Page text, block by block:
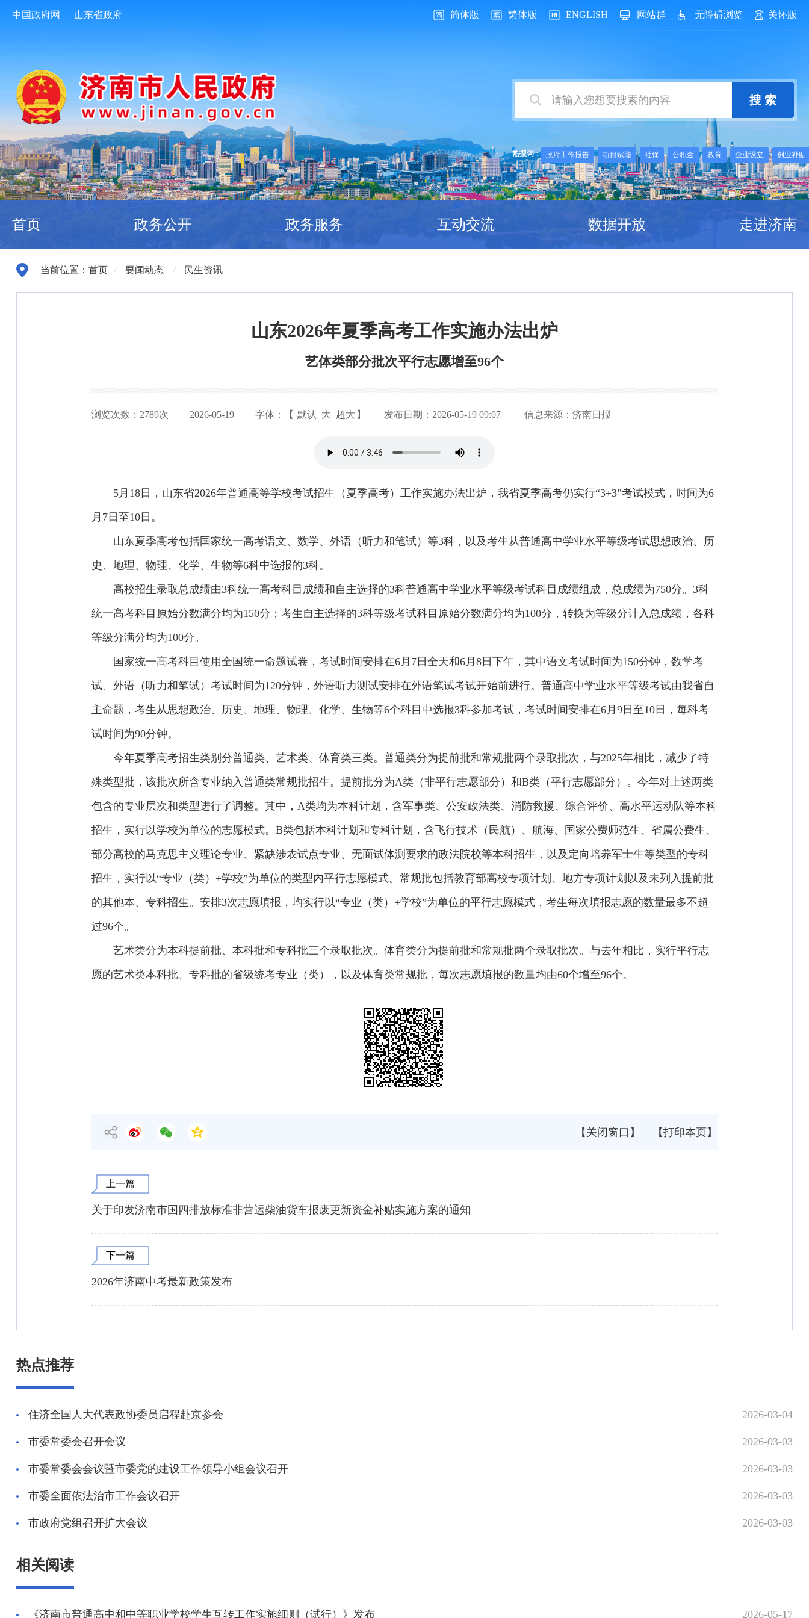
中国政府网 | 山东省政府 简体版 繁体版 ENGLISH 网站群 无障碍浏览 关怀版
热搜词： 政府工作报告 项目赋能 社保 公积金 教育 企业设立 创业补贴
首页 政务公开 政务服务 互动交流 数据开放 走进济南
当前位置： 首页 / 要闻动态 / 民生资讯
山东2026年夏季高考工作实施办法出炉
艺体类部分批次平行志愿增至96个
发布日期：2026-05-19 09:07 信息来源：济南日报
浏览次数： 2789次 2026-05-19 字体：【 默认 大 超大 】
5月18日，山东省2026年普通高等学校考试招生（夏季高考）工作实施办法出炉，我省夏季高考仍实行“3+3”考试模式，时间为6
月7日至10日。
山东夏季高考包括国家统一高考语文、数学、外语（听力和笔试）等3科，以及考生从普通高中学业水平等级考试思想政治、历
史、地理、物理、化学、生物等6科中选报的3科。
高校招生录取总成绩由3科统一高考科目成绩和自主选择的3科普通高中学业水平等级考试科目成绩组成，总成绩为750分。3科
统一高考科目原始分数满分均为150分；考生自主选择的3科等级考试科目原始分数满分均为100分，转换为等级分计入总成绩，各科
等级分满分均为100分。
国家统一高考科目使用全国统一命题试卷，考试时间安排在6月7日全天和6月8日下午，其中语文考试时间为150分钟，数学考
试、外语（听力和笔试）考试时间为120分钟，外语听力测试安排在外语笔试考试开始前进行。普通高中学业水平等级考试由我省自
主命题，考生从思想政治、历史、地理、物理、化学、生物等6个科目中选报3科参加考试，考试时间安排在6月9日至10日，每科考
试时间为90分钟。
今年夏季高考招生类别分普通类、艺术类、体育类三类。普通类分为提前批和常规批两个录取批次，与2025年相比，减少了特
殊类型批，该批次所含专业纳入普通类常规批招生。提前批分为A类（非平行志愿部分）和B类（平行志愿部分）。今年对上述两类
包含的专业层次和类型进行了调整。其中，A类均为本科计划，含军事类、公安政法类、消防救援、综合评价、高水平运动队等本科
招生，实行以学校为单位的志愿模式。B类包括本科计划和专科计划，含飞行技术（民航）、航海、国家公费师范生、省属公费生、
部分高校的马克思主义理论专业、紧缺涉农试点专业、无面试体测要求的政法院校等本科招生，以及定向培养军士生等类型的专科
招生，实行以“专业（类）+学校”为单位的类型内平行志愿模式。常规批包括教育部高校专项计划、地方专项计划以及未列入提前批
的其他本、专科招生。安排3次志愿填报，均实行以“专业（类）+学校”为单位的平行志愿模式，考生每次填报志愿的数量最多不超
过96个。
艺术类分为本科提前批、本科批和专科批三个录取批次。体育类分为提前批和常规批两个录取批次。与去年相比，实行平行志
愿的艺术类本科批、专科批的省级统考专业（类），以及体育类常规批，每次志愿填报的数量均由60个增至96个。
【打印本页】
【关闭窗口】
上一篇
关于印发济南市国四排放标准非营运柴油货车报废更新资金补贴实施方案的通知
下一篇
2026年济南中考最新政策发布
热点推荐
相关阅读
《济南市普通高中和中等职业学校学生互转工作实施细则（试行）》发布 2026-05-17